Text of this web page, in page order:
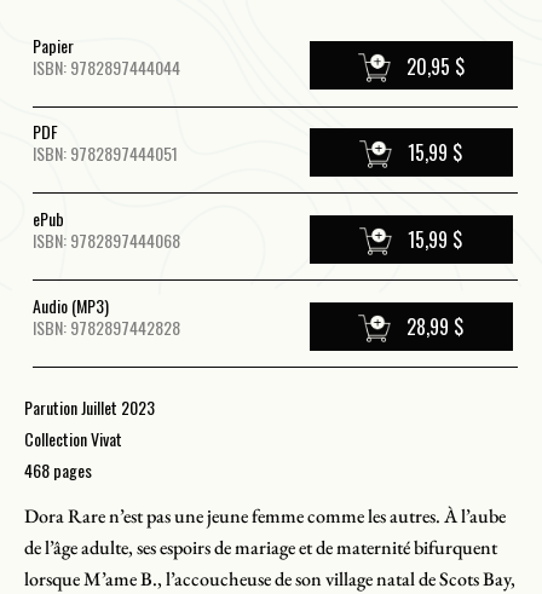
Papier
ISBN: 9782897444044
20,95 $
PDF
ISBN: 9782897444051
15,99 $
ePub
ISBN: 9782897444068
15,99 $
Audio (MP3)
ISBN: 9782897442828
28,99 $
Parution Juillet 2023
Collection Vivat
468 pages
Dora Rare n’est pas une jeune femme comme les autres. À l’aube
de l’âge adulte, ses espoirs de mariage et de maternité bifurquent
lorsque M’ame B., l’accoucheuse de son village natal de Scots Bay,